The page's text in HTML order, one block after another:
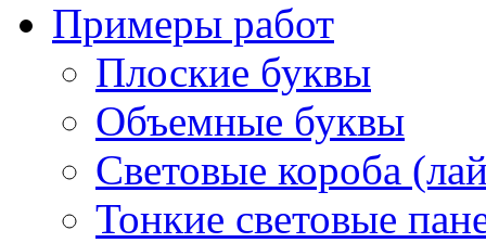
Примеры работ
Плоские буквы
Объемные буквы
Световые короба
Тонкие световые